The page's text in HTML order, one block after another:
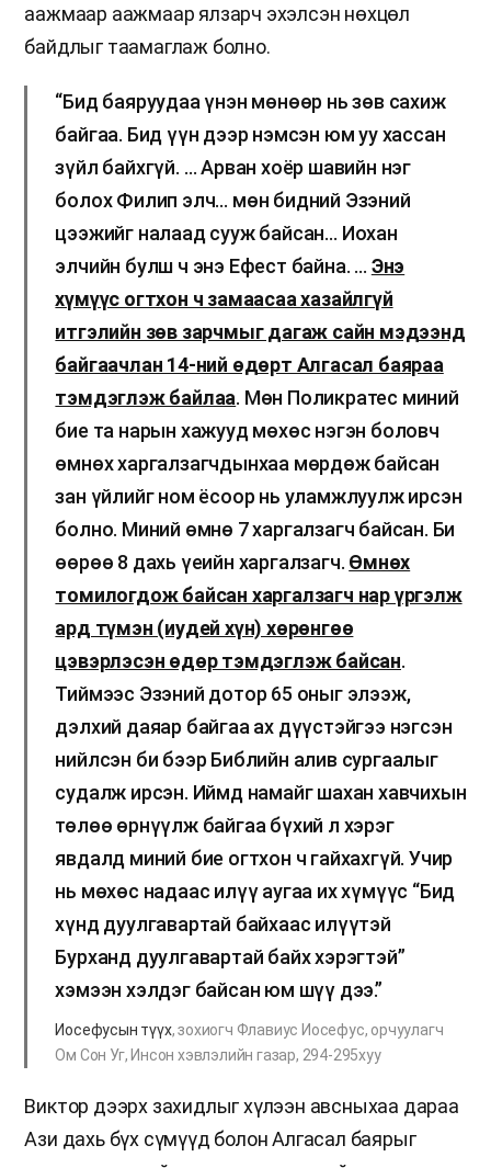
аажмаар аажмаар ялзарч эхэлсэн нөхцөл
байдлыг таамаглаж болно.
“Бид баяруудаа үнэн мөнөөр нь зөв сахиж
байгаа. Бид үүн дээр нэмсэн юм уу хассан
зүйл байхгүй. … Арван хоёр шавийн нэг
болох Филип элч… мөн бидний Эзэний
цээжийг налаад сууж байсан… Иохан
элчийн булш ч энэ Ефест байна. … Энэ
хүмүүс огтхон ч замаасаа хазайлгүй
итгэлийн зөв зарчмыг дагаж сайн мэдээнд
байгаачлан 14-ний өдөрт Алгасал баяраа
тэмдэглэж байлаа. Мөн Поликратес миний
бие та нарын хажууд мөхөс нэгэн боловч
өмнөх харгалзагчдынхаа мөрдөж байсан
зан үйлийг ном ёсоор нь уламжлуулж ирсэн
болно. Миний өмнө 7 харгалзагч байсан. Би
өөрөө 8 дахь үеийн харгалзагч. Өмнөх
томилогдож байсан харгалзагч нар үргэлж
ард түмэн (иудей хүн) хөрөнгөө
цэвэрлэсэн өдөр тэмдэглэж байсан.
Тиймээс Эзэний дотор 65 оныг элээж,
дэлхий даяар байгаа ах дүүстэйгээ нэгсэн
нийлсэн би бээр Библийн алив сургаалыг
судалж ирсэн. Иймд намайг шахан хавчихын
төлөө өрнүүлж байгаа бүхий л хэрэг
явдалд миний бие огтхон ч гайхахгүй. Учир
нь мөхөс надаас илүү аугаа их хүмүүс “Бид
хүнд дуулгавартай байхаас илүүтэй
Бурханд дуулгавартай байх хэрэгтэй”
хэмээн хэлдэг байсан юм шүү дээ.”
Иосефусын түүх, зохиогч Флавиус Иосефус, орчуулагч
Ом Сон Уг, Инсон хэвлэлийн газар, 294-295хуу
Виктор дээрх захидлыг хүлээн авсныхаа дараа
Ази дахь бүх сүмүүд болон Алгасал баярыг